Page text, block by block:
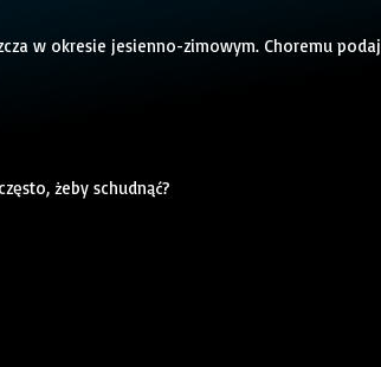
w okresie jesienno-zimowym. Choremu
żeby schudnąć?